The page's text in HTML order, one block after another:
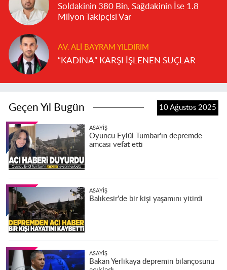
Soldakinin 380 Bin, Sağdakinin İse 1.8
Milyon Takipçisi Var
AV. ALI BAYRAM YILDIRIM
“KADINA” KARŞI İŞLENEN SUÇLAR
Geçen Yıl Bugün 10 Ağustos 2025
ASAYIŞ
Oyuncu Eylül Tumbar'ın depremde
amcası vefat etti
ASAYIŞ
Balıkesir'de bir kişi yaşamını yitirdi
ASAYIŞ
Bakan Yerlikaya depremin bilançosunu